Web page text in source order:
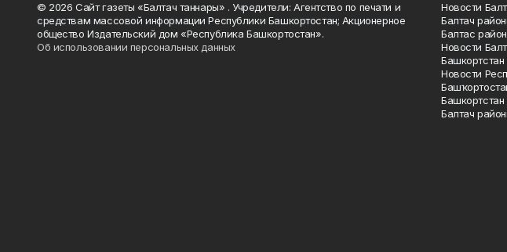
© 2026 Сайт газеты «Балтач таннары» . Учредители: Агентство по печати и
средствам массовой информации Республики Башкортостан; Акционерное
общество Издательский дом «Республика Башкортостан».
Об использовании персональных данных
Новости
Балтач
Балтас
Новости
Башкортстан
Новости
Башкортстан
Балтач